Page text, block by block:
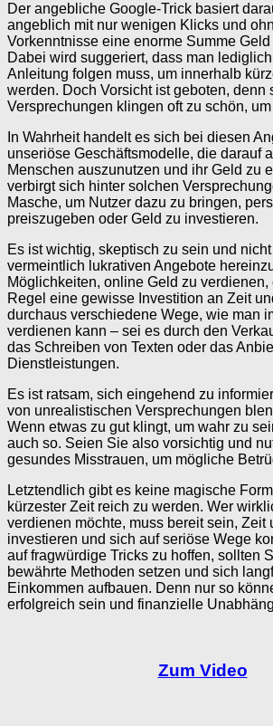
Der angebliche Google-Trick basiert
angeblich mit nur wenigen Klicks und
Vorkenntnisse eine enorme Summe
Dabei wird suggeriert, dass man
Anleitung folgen muss, um innerhalb
werden. Doch Vorsicht ist geboten, denn
Versprechungen klingen oft zu schön,
In Wahrheit handelt es sich bei diesen
unseriöse Geschäftsmodelle, die darauf
Menschen auszunutzen und ihr Geld zu
verbirgt sich hinter solchen
Masche, um Nutzer dazu zu bringen,
preiszugeben oder Geld zu investieren.
Es ist wichtig, skeptisch zu sein und
vermeintlich lukrativen Angebote
Möglichkeiten, online Geld zu verdienen,
Regel eine gewisse Investition an Zeit
durchaus verschiedene Wege, wie man
verdienen kann – sei es durch den
das Schreiben von Texten oder das
Dienstleistungen.
Es ist ratsam, sich eingehend zu
von unrealistischen Versprechungen
Wenn etwas zu gut klingt, um wahr zu
auch so. Seien Sie also vorsichtig und
gesundes Misstrauen, um mögliche
Letztendlich gibt es keine magische
kürzester Zeit reich zu werden. Wer
verdienen möchte, muss bereit sein, Zeit
investieren und sich auf seriöse Wege
auf fragwürdige Tricks zu hoffen, sollten
bewährte Methoden setzen und sich
Einkommen aufbauen. Denn nur so
erfolgreich sein und finanzielle
Zum Video